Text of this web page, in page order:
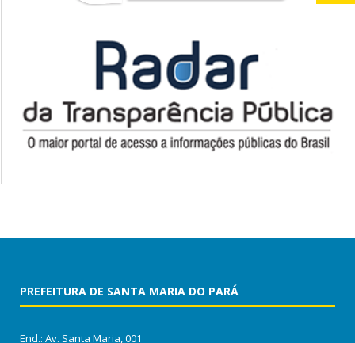
PREFEITURA DE SANTA MARIA DO PARÁ
End.: Av. Santa Maria, 001